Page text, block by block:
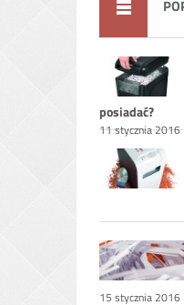
posiadać?
11 stycznia 2016
15 stycznia 2016